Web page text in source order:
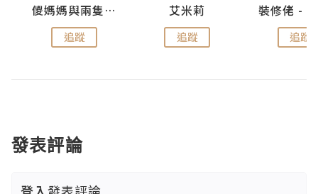
儍媽媽與兩隻小魔怪之家
追蹤
艾米莉
追蹤 追蹤
發表評論